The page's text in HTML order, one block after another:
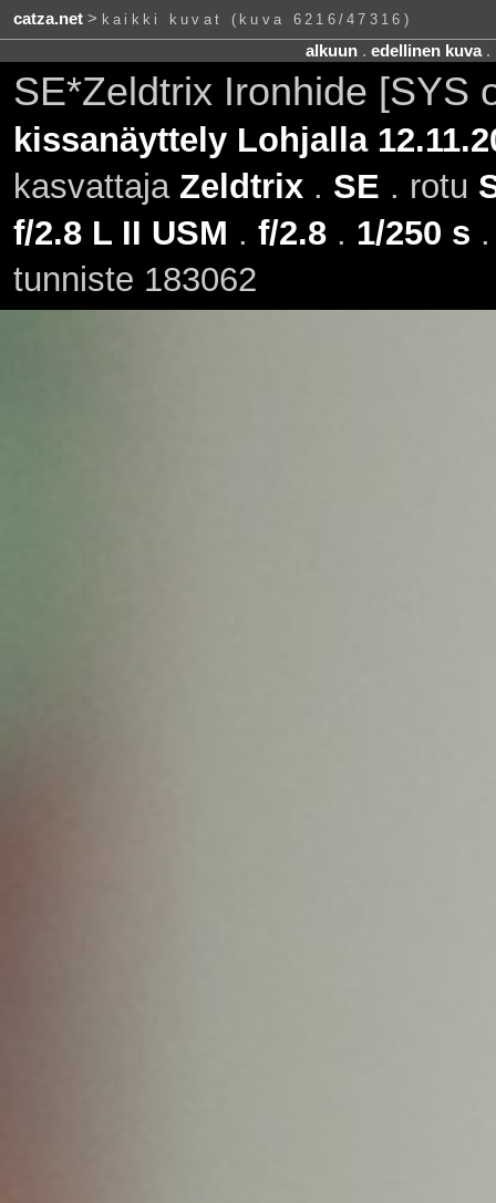
catza.net> kaikki kuvat (kuva 6216/47316)
alkuun. edellinen kuva.
SE*Zeldtrix Ironhide [SYS
kissanäyttely Lohjalla
kasvattaja Zeldtrix. SE . rotu
f/2.8 L II USM . f/2.8. 1/250 s
tunniste 183062